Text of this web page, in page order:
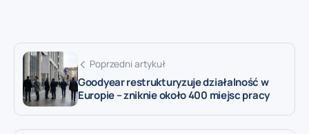
Poprzedni artykuł
Goodyear restrukturyzuje działalność w
Europie – zniknie około 400 miejsc pracy